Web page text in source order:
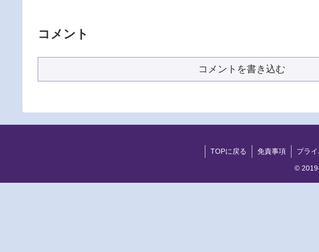
コメント
コメントを書き込む
TOPに戻る 免責事項 プラ
©